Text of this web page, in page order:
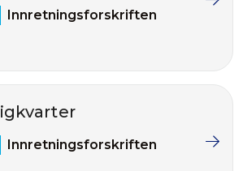
Innretningsforskriften
Innretningsforskriften